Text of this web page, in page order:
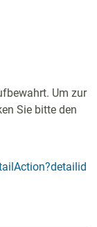
Um zur
Sie bitte den